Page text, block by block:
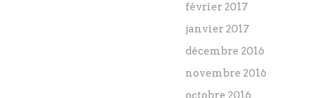
février 2017
janvier 2017
décembre 2016
novembre 2016
octobre 2016